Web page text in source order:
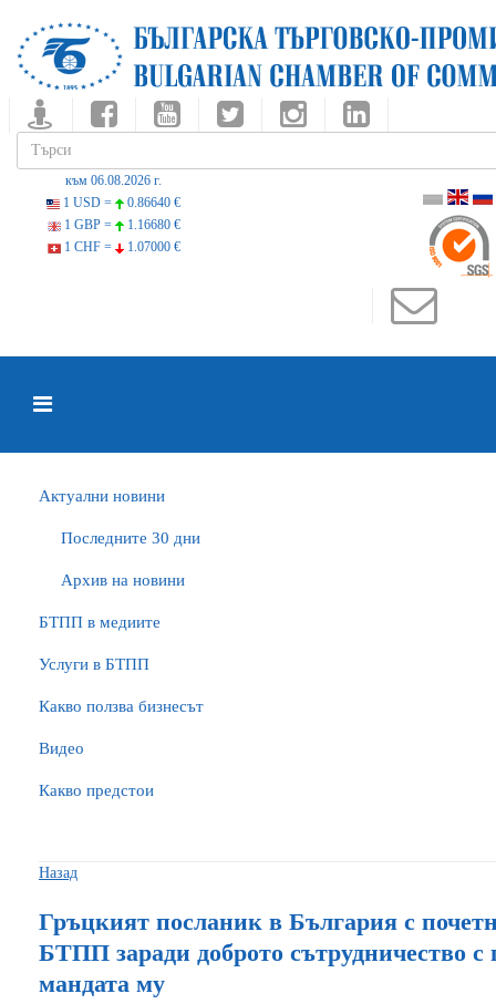
към 06.08.2026 г.
1 USD =
0.86640 €
1 GBP =
1.16680 €
1 CHF =
1.07000 €
Актуални новини
Последните 30 дни
Архив на новини
БTПП в медиите
Услуги в БТПП
Какво ползва бизнесът
Видео
Какво предстои
Назад
Гръцкият посланик в България с
БТПП заради доброто сътрудничество с
мандата му